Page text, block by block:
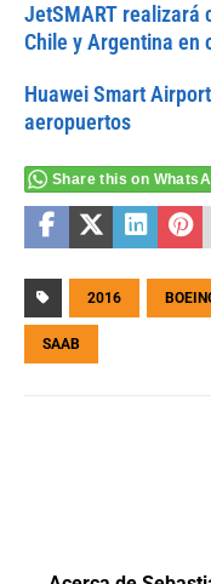
JetSMART realizará
Chile y Argentina en
Huawei Smart
aeropuertos
Share this on
2016
SAAB